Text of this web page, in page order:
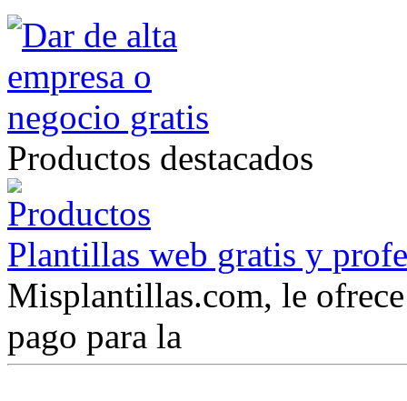
Productos destacados
Plantillas web gratis y
Misplantillas.com, le
pago para la